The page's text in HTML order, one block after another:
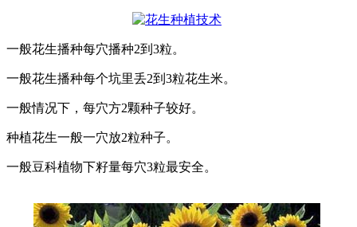
一般花生播种每穴播种2到3粒。
一般花生播种每个坑里丢2到3粒花生米。
一般情况下，每穴方2颗种子较好。
种植花生一般一穴放2粒种子。
一般豆科植物下籽量每穴3粒最安全。